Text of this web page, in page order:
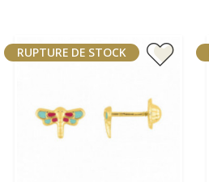
RUPTURE DE STOCK